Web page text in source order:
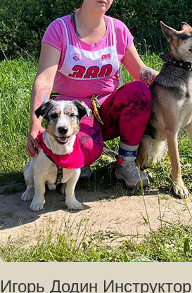
Игорь Додин Инструктор